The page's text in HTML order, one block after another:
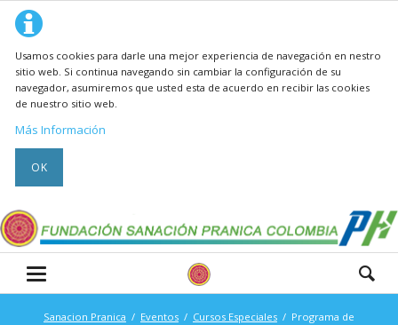
Usamos cookies para darle una mejor experiencia de navegación en nestro
sitio web. Si continua navegando sin cambiar la configuración de su
navegador, asumiremos que usted esta de acuerdo en recibir las cookies
de nuestro sitio web.
Más Información
OK
Sanacion Pranica Eventos Cursos Especiales
Programa de